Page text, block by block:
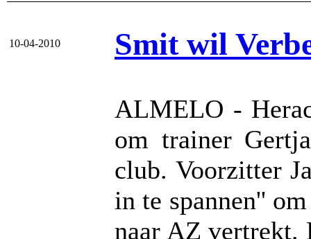
10-04-2010 Smit wil
ALMELO -
om trainer
club. Voorzitter
in te spannen''
naar AZ vertrekt.